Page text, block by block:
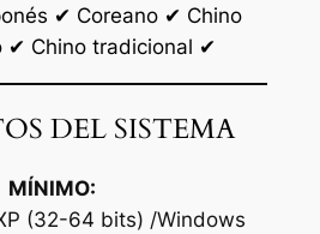
✔ Coreano ✔ Chino
✔ Chino tradicional ✔
DEL SISTEMA
MÍNIMO:
(32-64 bits) /Windows